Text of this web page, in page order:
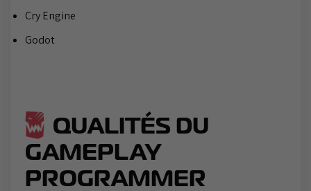
Cry Engine
Godot
QUALITÉS DU
GAMEPLAY
PROGRAMMER